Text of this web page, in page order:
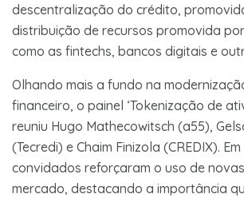
descentralização do crédito,
distribuição de recursos promovida
como as fintechs, bancos digitais e
Olhando mais a fundo na
financeiro, o painel ‘Tokenização de
reuniu Hugo Mathecowitsch (a55),
(Tecredi) e Chaim Finizola (CREDIX).
convidados reforçaram o uso de
mercado, destacando a importância